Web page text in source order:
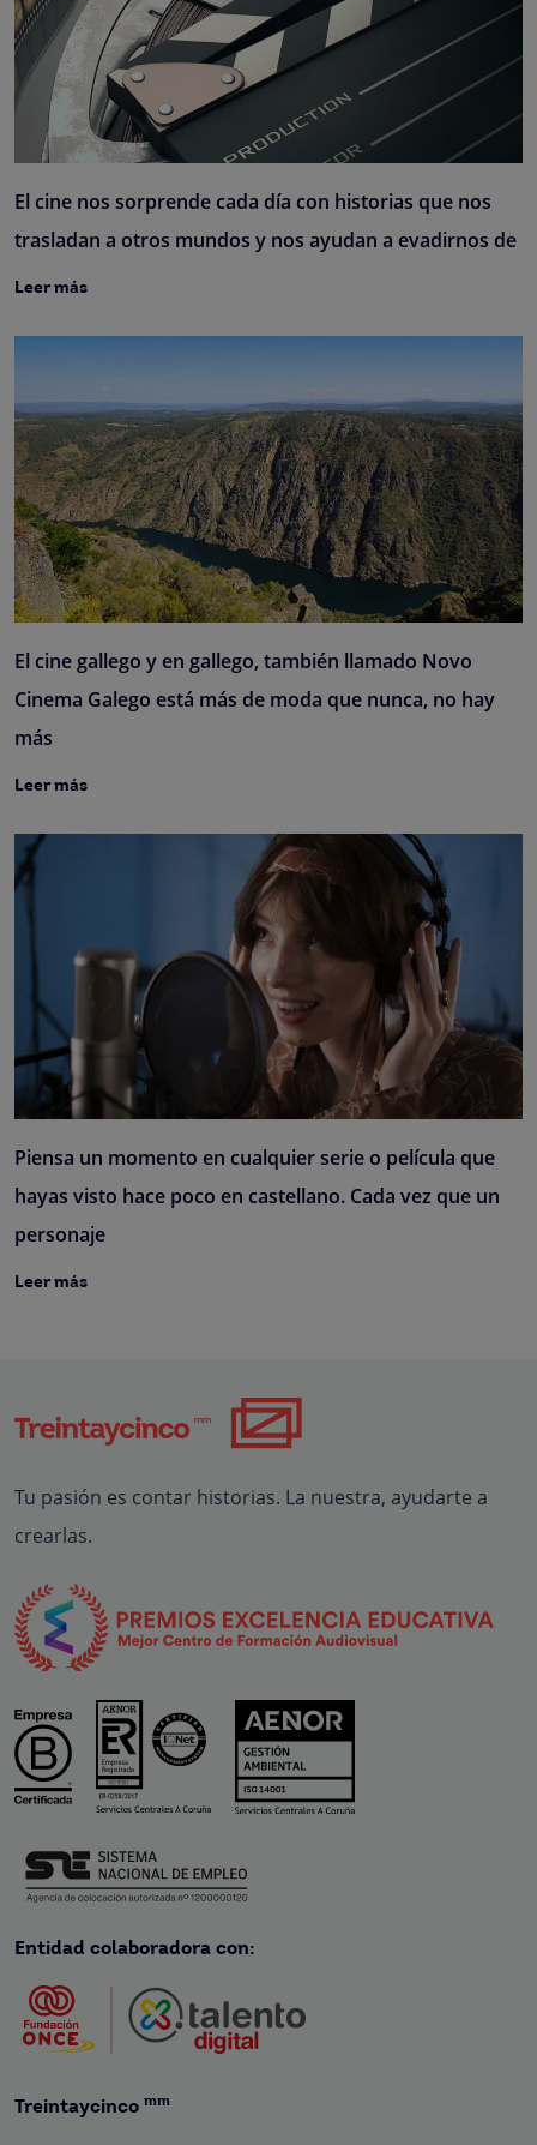
El cine nos sorprende cada día con historias que nos
trasladan a otros mundos y nos ayudan a evadirnos de
Leer más
El cine gallego y en gallego, también llamado Novo
Cinema Galego está más de moda que nunca, no hay
más
Leer más
Piensa un momento en cualquier serie o película que
hayas visto hace poco en castellano. Cada vez que un
personaje
Leer más
Tu pasión es contar historias. La nuestra, ayudarte a
crearlas.
Entidad colaboradora con:
Treintaycinco mm